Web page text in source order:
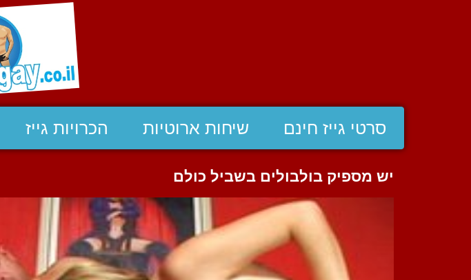
סרטי גייז חינם שיחות ארוטיות הכרויות גייז
יש מספיק בולבולים בשביל כולם